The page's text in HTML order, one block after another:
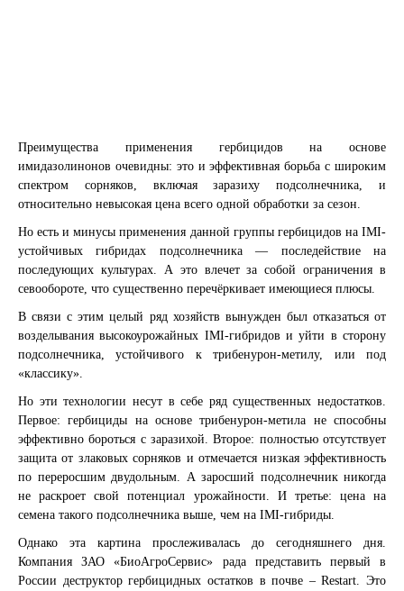
Преимущества применения гербицидов на основе
имидазолинонов очевидны: это и эффективная борьба с широким
спектром сорняков, включая заразиху подсолнечника, и
относительно невысокая цена всего одной обработки за сезон.
Но есть и минусы применения данной группы гербицидов на IMI-
устойчивых гибридах подсолнечника — последействие на
последующих культурах. А это влечет за собой ограничения в
севообороте, что существенно перечёркивает имеющиеся плюсы.
В связи с этим целый ряд хозяйств вынужден был отказаться от
возделывания высокоурожайных IMI-гибридов и уйти в сторону
подсолнечника, устойчивого к трибенурон-метилу, или под
«классику».
Но эти технологии несут в себе ряд существенных недостатков.
Первое: гербициды на основе трибенурон-метила не способны
эффективно бороться с заразихой. Второе: полностью отсутствует
защита от злаковых сорняков и отмечается низкая эффективность
по переросшим двудольным. А заросший подсолнечник никогда
не раскроет свой потенциал урожайности. И третье: цена на
семена такого подсолнечника выше, чем на IMI-гибриды.
Однако эта картина прослеживалась до сегодняшнего дня.
Компания ЗАО «БиоАгроСервис» рада представить первый в
России деструктор гербицидных остатков в почве – Restart. Это